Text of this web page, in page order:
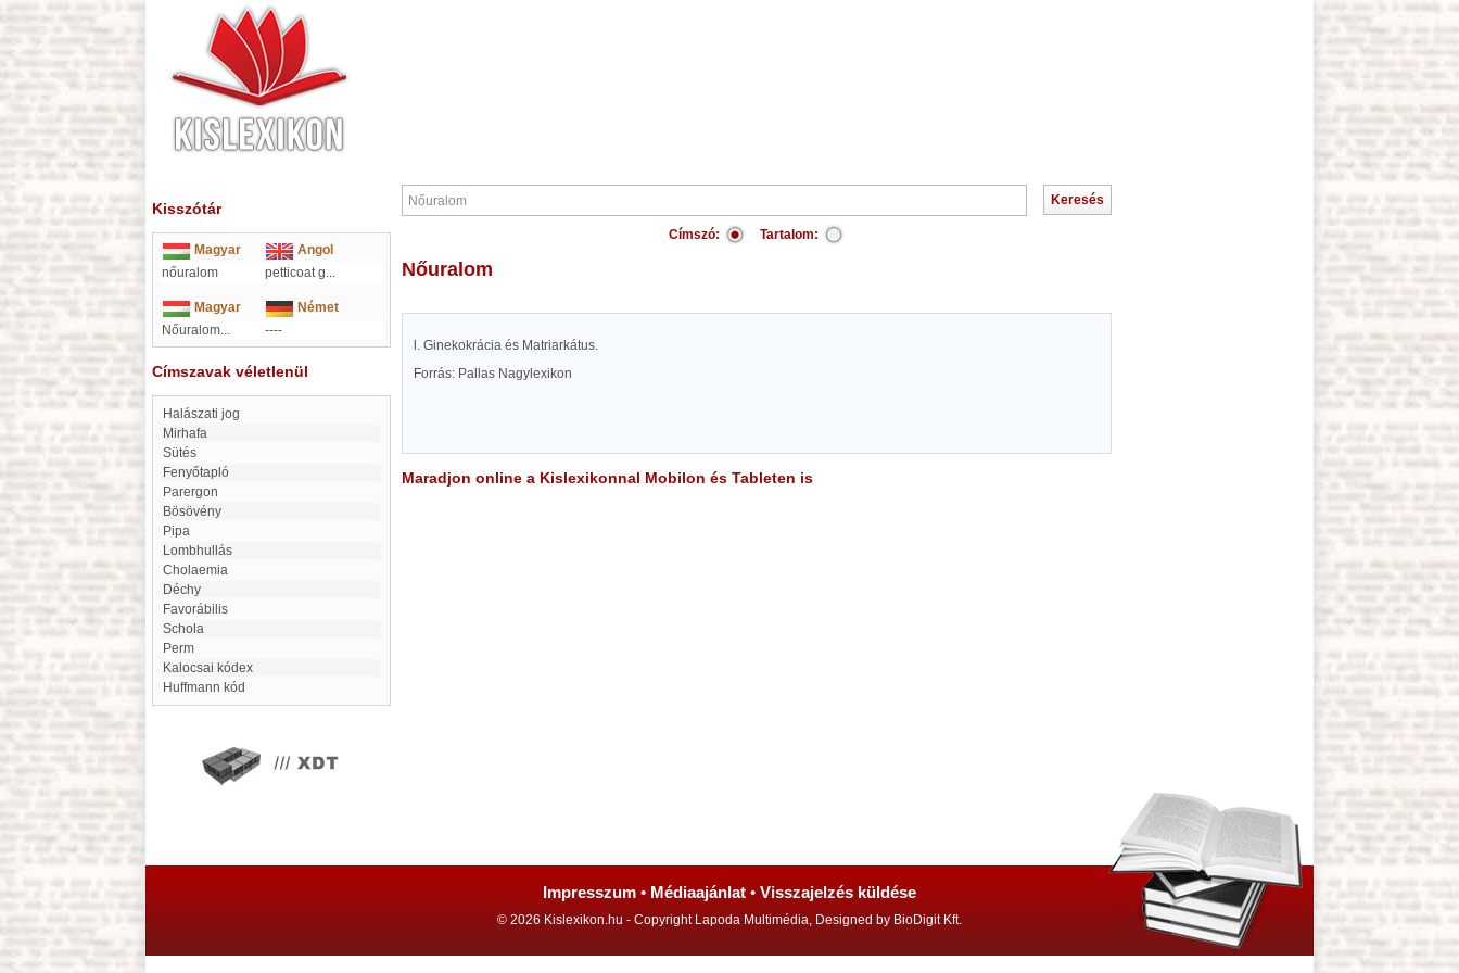
Kisszótár
Magyar
Angol
nőuralom
petticoat g...
Magyar
Német
Nőuralom...
----
Címszavak véletlenül
Halászati jog
Mirhafa
Sütés
Fenyőtapló
Parergon
Bösövény
Pipa
Lombhullás
cholaemia
Déchy
favorábilis
Schola
Perm
Kalocsai kódex
Huffmann kód
Címszó: Tartalom:
Nőuralom
l. Ginekokrácia és Matriarkátus.
Forrás: Pallas Nagylexikon
Maradjon online a Kislexikonnal Mobilon és Tableten is
Impresszum • Médiaajánlat • Visszajelzés küldése
© 2026 Kislexikon.hu - Copyright Lapoda Multimédia, Designed by BioDigit Kft.